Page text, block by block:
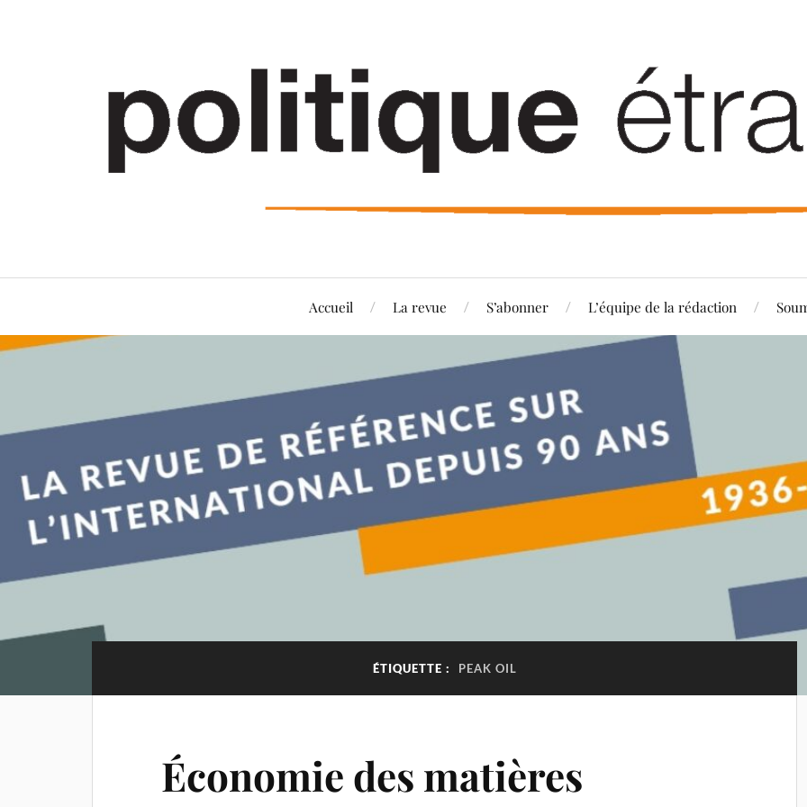
Accueil La revue S’abonner L’équipe de la rédaction
ÉTIQUETTE : PEAK OIL
Économie des matières